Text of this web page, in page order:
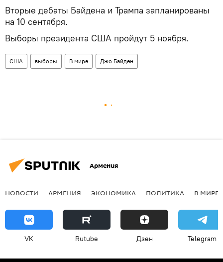
Вторые дебаты Байдена и Трампа запланированы
на 10 сентября.
Выборы президента США пройдут 5 ноября.
США выборы В мире Джо Байден
Армения
НОВОСТИ АРМЕНИЯ ЭКОНОМИКА ПОЛИТИКА В МИРЕ
VK Rutube Дзен Telegram